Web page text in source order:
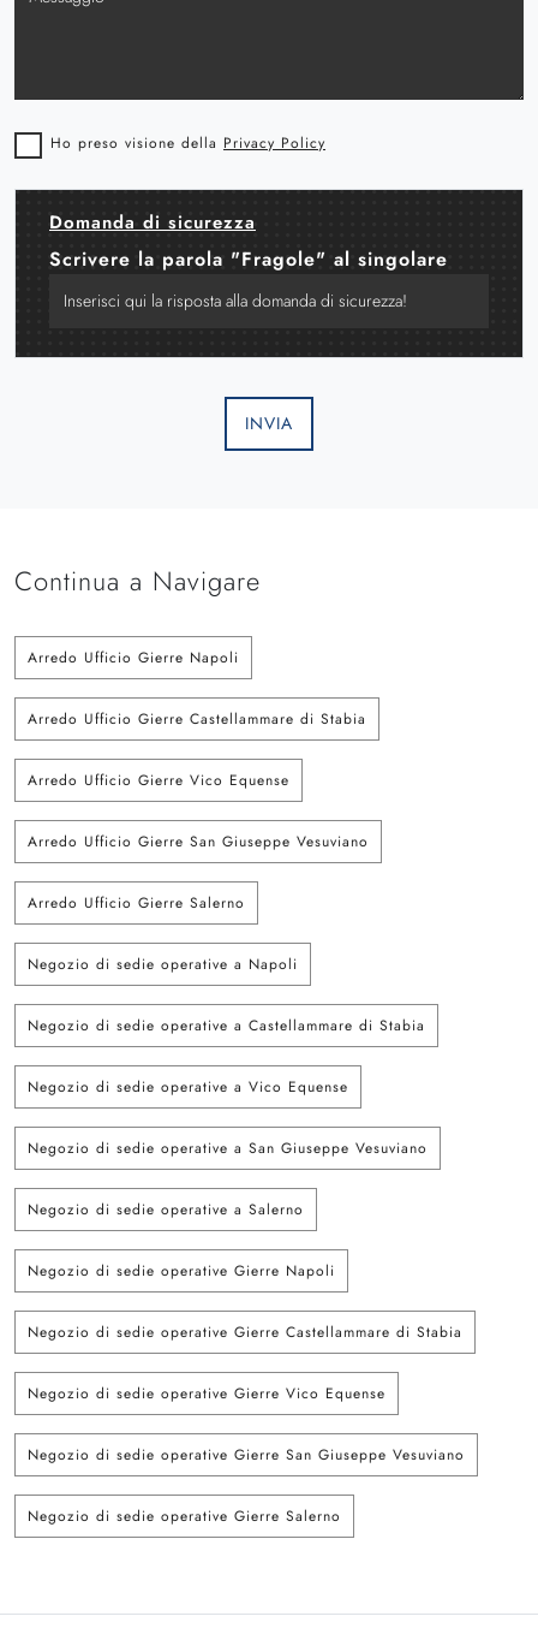
Ho preso visione della Privacy Policy
Domanda di sicurezza
Scrivere la parola "Fragole" al singolare
INVIA
Continua a Navigare
Arredo Ufficio Gierre Napoli
Arredo Ufficio Gierre Castellammare di Stabia
Arredo Ufficio Gierre Vico Equense
Arredo Ufficio Gierre San Giuseppe Vesuviano
Arredo Ufficio Gierre Salerno
Negozio di sedie operative a Napoli
Negozio di sedie operative a Castellammare di Stabia
Negozio di sedie operative a Vico Equense
Negozio di sedie operative a San Giuseppe Vesuviano
Negozio di sedie operative a Salerno
Negozio di sedie operative Gierre Napoli
Negozio di sedie operative Gierre Castellammare di Stabia
Negozio di sedie operative Gierre Vico Equense
Negozio di sedie operative Gierre San Giuseppe Vesuviano
Negozio di sedie operative Gierre Salerno